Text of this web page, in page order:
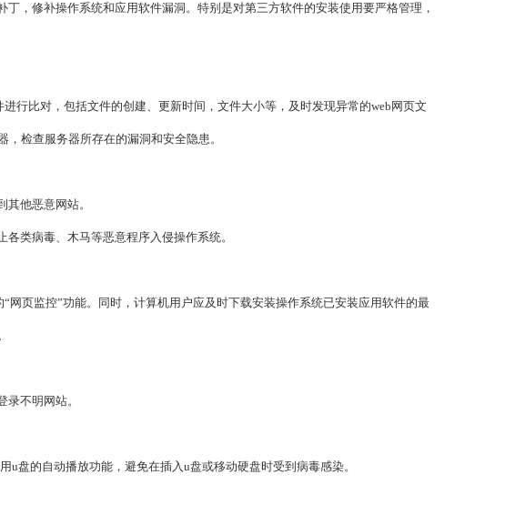
，修补操作系统和应用软件漏洞。特别是对第三方软件的安装使用要严格管理，
比对，包括文件的创建、更新时间，文件大小等，及时发现异常的web网页文
检查服务器所存在的漏洞和安全隐患。
他恶意网站。
类病毒、木马等恶意程序入侵操作系统。
页监控”功能。同时，计算机用户应及时下载安装操作系统已安装应用软件的最
不明网站。
的自动播放功能，避免在插入u盘或移动硬盘时受到病毒感染。